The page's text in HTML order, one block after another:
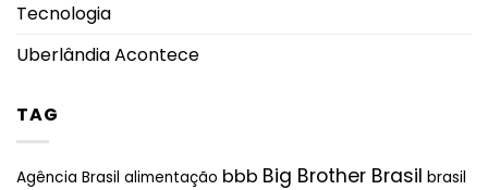
Tecnologia
Uberlândia Acontece
TAG
Agência Brasil alimentação bbb Big Brother Brasil brasil